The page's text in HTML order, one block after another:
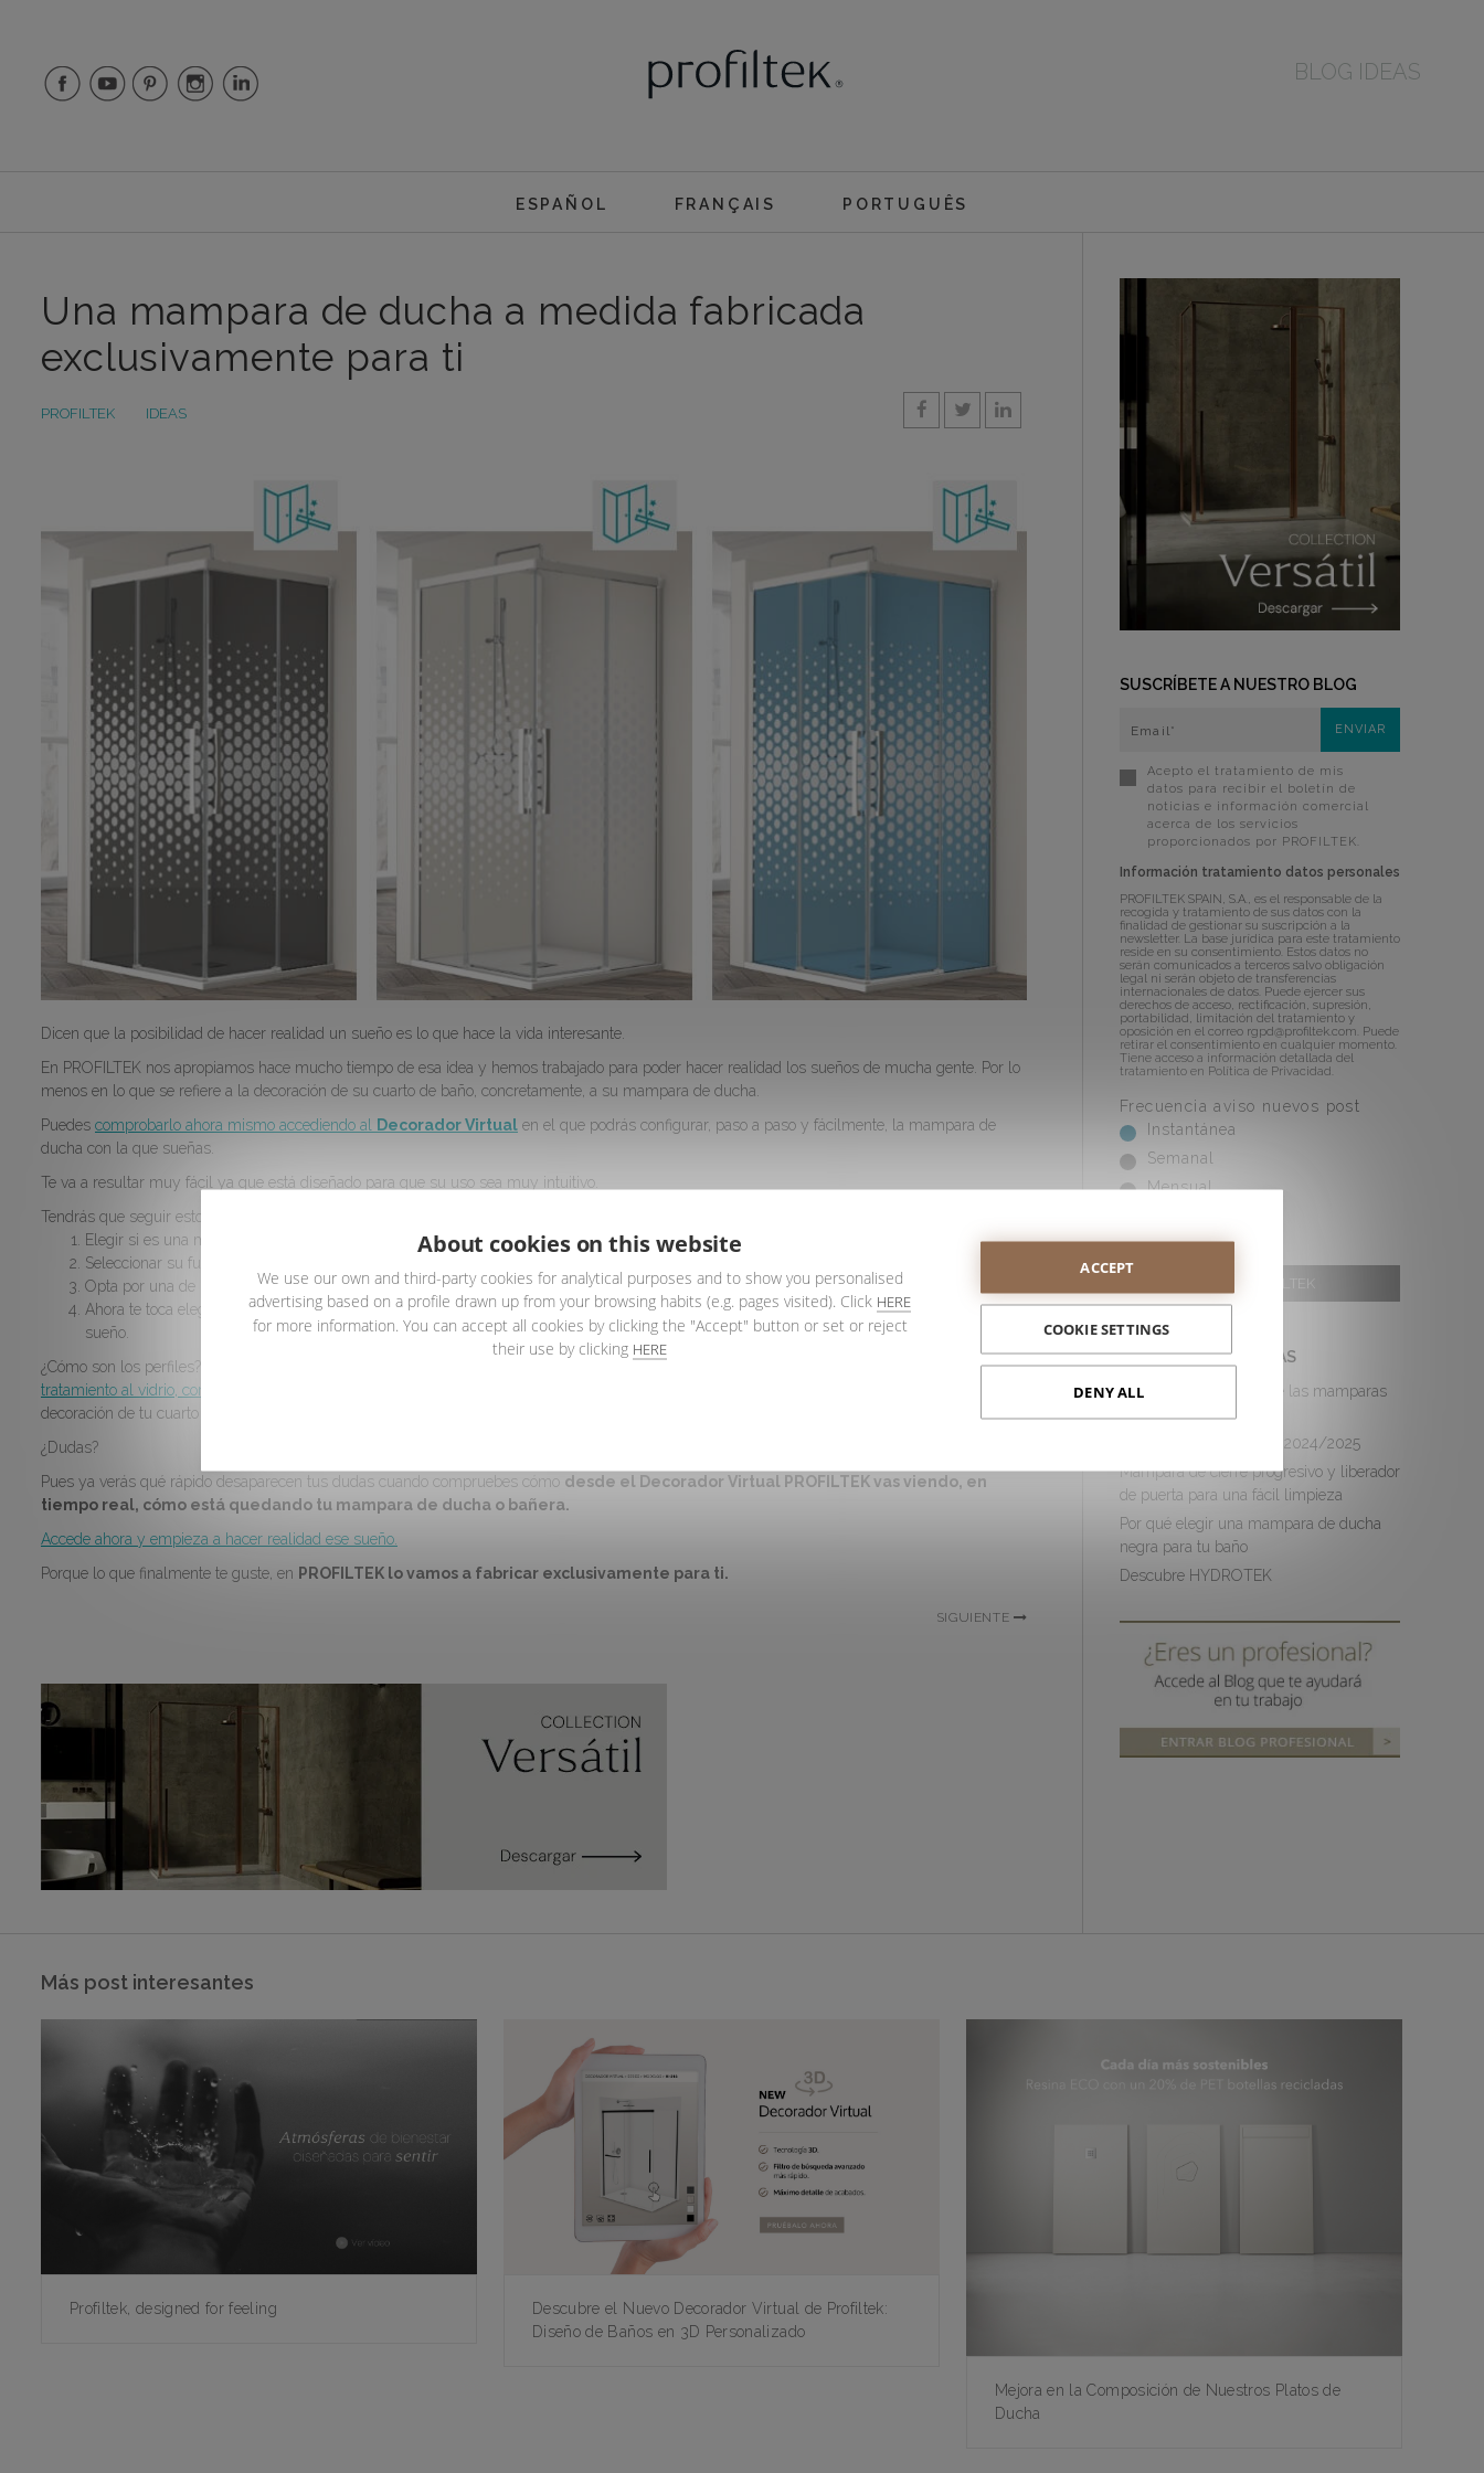
BLOG IDEAS
ESPAÑOL FRANÇAIS PORTUGUÊS
Una mampara de ducha a medida fabricada
exclusivamente para ti
PROFILTEK IDEAS
Dicen que la posibilidad de hacer realidad un sueño es lo que hace la vida interesante.
En PROFILTEK nos apropiamos hace mucho tiempo de esa idea y hemos trabajado para poder hacer realidad los sueños de mucha gente. Por lo
menos en lo que se refiere a la decoración de su cuarto de baño, concretamente, a su mampara de ducha.
Puedes comprobarlo ahora mismo accediendo al Decorador Virtual en el que podrás configurar, paso a paso y fácilmente, la mampara de
ducha con la que sueñas.
Te va a resultar muy fácil ya que está diseñado para que su uso sea muy intuitivo.
Tendrás que seguir estos simples pasos:
Elegir si es una mampara de ducha o bañera.
Seleccionar su funcionalidad: puertas correderas, abatibles, plegables o fijas.
Opta por una de nuestras series que puedes ordenar por precio o novedad del diseño.
Ahora te toca elegir el modelo y, a partir de este instante, comienza el proceso de hacer tu vida interesante al convertir en realidad tu
sueño.
¿Cómo son los perfiles? ¿Qué tipo de vidrio te imaginas? ¿Cómo te gustan los pomos o manetas? ¿Añadirías algún complemento? ¿Algún
tratamiento al vidrio, como por ejemplo el arenado
decoración de tu cuarto de baño?
¿Dudas?
Pues ya verás qué rápido desaparecen tus dudas cuando compruebes cómo desde el Decorador Virtual PROFILTEK vas viendo, en
tiempo real, cómo está quedando tu mampara de ducha o bañera.
Accede ahora y empieza a hacer realidad ese sueño.
Porque lo que finalmente te guste, en PROFILTEK lo vamos a fabricar exclusivamente para ti.
SIGUIENTE
SUSCRÍBETE A NUESTRO BLOG
Acepto el tratamiento de mis
datos para recibir el boletín de
noticias e información comercial
acerca de los servicios
proporcionados por PROFILTEK.
Información tratamiento datos personales
PROFILTEK SPAIN, S.A., es el responsable de la
recogida y tratamiento de sus datos con la
finalidad de gestionar su suscripción a la
newsletter. La base jurídica para este tratamiento
reside en su consentimiento. Estos datos no
serán comunicados a terceros salvo obligación
legal ni serán objeto de transferencias
internacionales de datos. Puede ejercer sus
derechos de acceso, rectificación, supresión,
portabilidad, limitación del tratamiento y
oposición en el correo rgpd@profiltek.com . Puede
retirar el consentimiento en cualquier momento.
Tiene acceso a información detallada del
tratamiento en Política de Privacidad
Frecuencia aviso nuevos post
Instantánea
Semanal
Mensual
WEB PROFILTEK
ENTRADAS MÁS VISTAS
Vídeos de instalación de las mamparas
de ducha PROFILTEK
Nuevo catálogo general 2024/2025
Mampara de cierre progresivo y liberador
de puerta para una fácil limpieza
Por qué elegir una mampara de ducha
negra para tu baño
Descubre HYDROTEK
Más post interesantes
Profiltek, designed for feeling
Descubre el Nuevo Decorador Virtual de Profiltek:
Diseño de Baños en 3D Personalizado
Mejora en la Composición de Nuestros Platos de
Ducha
About cookies on this website
We use our own and third-party cookies for analytical purposes and to show you personalised
advertising based on a profile drawn up from your browsing habits (e.g. pages visited). Click HERE
for more information. You can accept all cookies by clicking the "Accept" button or set or reject
their use by clicking HERE
ACCEPT
COOKIE SETTINGS
DENY ALL